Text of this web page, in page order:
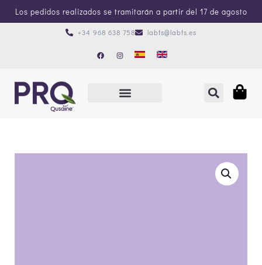
Los pedidos realizados se tramitarán a partir del 17 de agosto
+34 968 638 758 labfs@labfs.es